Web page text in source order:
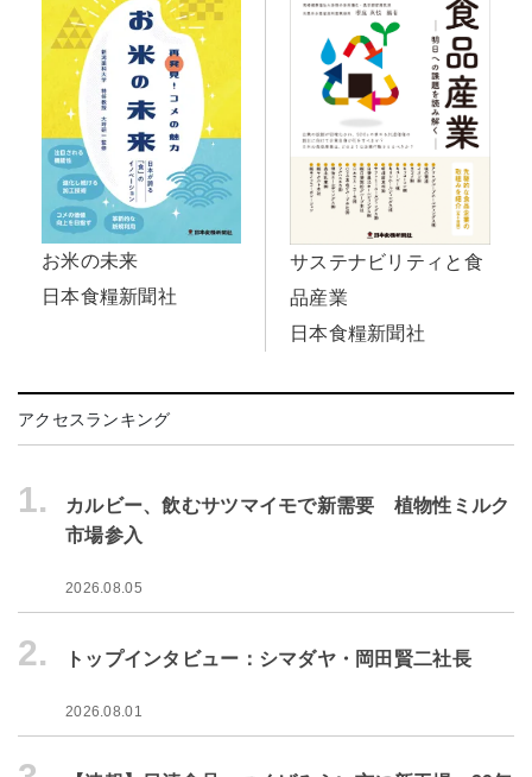
お米の未来
日本食糧新聞社
サステナビリティと食
品産業
日本食糧新聞社
アクセスランキング
1.
カルビー、飲むサツマイモで新需要 植物性ミルク
市場参入
2026.08.05
2. トップインタビュー：シマダヤ・岡田賢二社長
2026.08.01